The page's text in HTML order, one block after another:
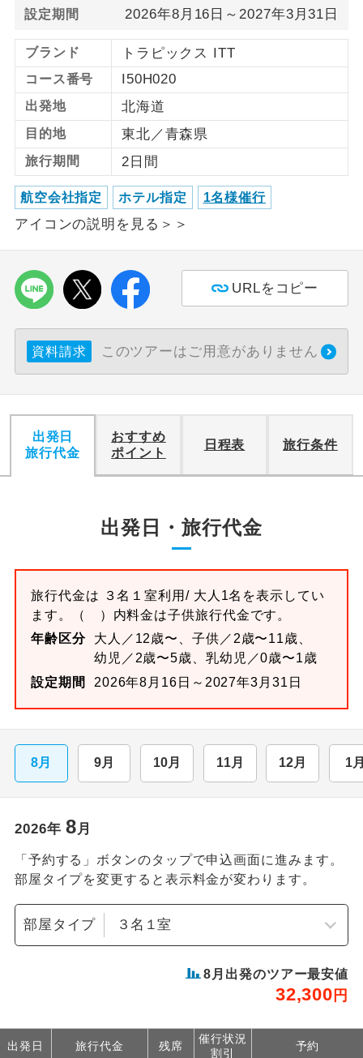
設定期間 2026年8月16日～2027年3月31日
ブランド トラピックス ITT
コース番号 I50H020
出発地 北海道
目的地 東北／青森県
旅行期間 2日間
航空会社指定 ホテル指定 1名様催行
アイコンの説明を見る＞＞
URLをコピー
資料請求 このツアーはご用意がありません
出発日
旅行代金
おすすめ
ポイント
日程表 旅行条件
出発日・旅行代金
旅行代金は ３名１室利用/ 大人1名を表示してい
ます。
（ ）内料金は子供旅行代金です。
年齢区分
大人／12歳〜、子供／2歳〜11歳、
幼児／2歳〜5歳、乳幼児／0歳〜1歳
設定期間
2026年8月16日～2027年3月31日
8月 9月 10月 11月 12月 1
2026年 8月
「予約する」ボタンのタップで申込画面に進みます。
部屋タイプを変更すると表示料金が変わります。
部屋タイプ
8 月出発のツアー最安値
32,300 円
出発日 旅行代金 残席
催行状況
割引
予約
航空会社指定
画にとても便利です。
ホテル指定
ご紹介するホテルを指定したコースで
す。
おひとり様バ
ス2席利用
おひとり様でバス席を2席利⽤できま
す。